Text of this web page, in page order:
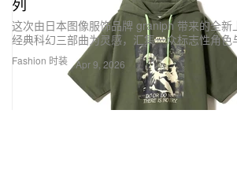
Fashion 时装
这次由日本图像服饰品牌 graniph 带来的全新
经典科幻三部曲为灵感，汇集一众标志性角色
Apr 9, 2026